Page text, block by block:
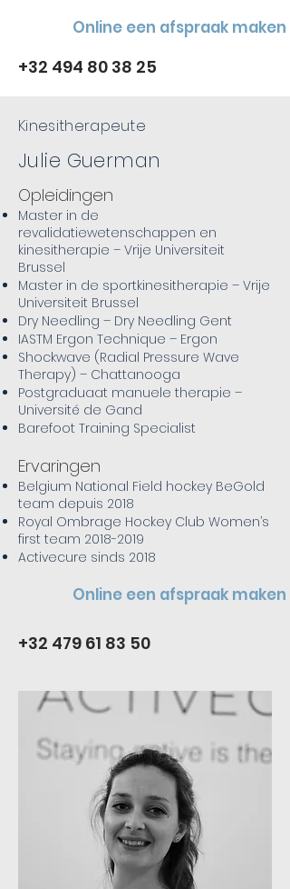
Online een afspraak maken
+32 494 80 38 25
Kinesitherapeute
Julie Guerman
Opleidingen
Master in de
revalidatiewetenschappen en
kinesitherapie – Vrije Universiteit
Brussel
Master in de sportkinesitherapie – Vrije
Universiteit Brussel
Dry Needling – Dry Needling Gent
IASTM Ergon Technique – Ergon
Shockwave (Radial Pressure Wave
Therapy) – Chattanooga
Postgraduaat manuele therapie –
Université de Gand
Barefoot Training Specialist
Ervaringen
Belgium National Field hockey BeGold
team depuis 2018
Royal Ombrage Hockey Club Women’s
first team 2018-2019
Activecure sinds 2018
Online een afspraak maken
+32 479 61 83 50